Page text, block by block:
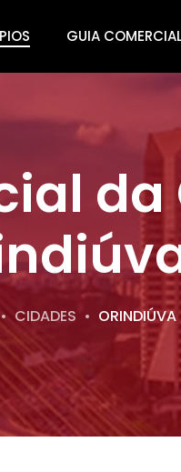
GUIA
da
CIDADES ORINDIÚVA